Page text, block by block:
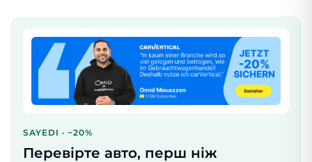
SAYEDI · −20%
Перевірте авто, перш ніж